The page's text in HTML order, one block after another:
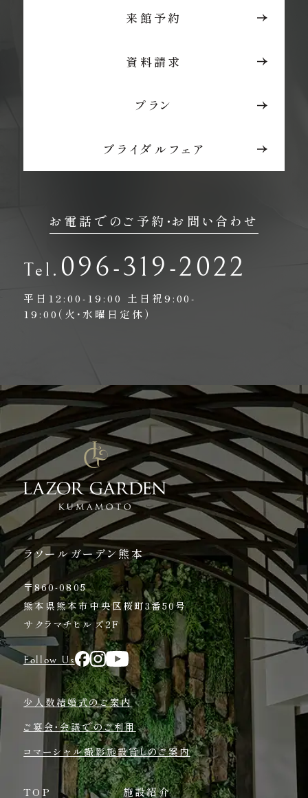
来館予約
資料請求
プラン
ブライダルフェア
お電話でのご予約・お問い合わせ
096-319-2022
平日12:00-19:00 土日祝9:00-
19:00（火・水曜日定休）
ラソールガーデン熊本
〒860-0805
熊本県熊本市中央区桜町3番50号
サクラマチヒルズ2F
Follow Us
少人数結婚式のご案内
ご宴会・会議でのご利用
コマーシャル撮影施設貸しのご案内
TOP 施設紹介